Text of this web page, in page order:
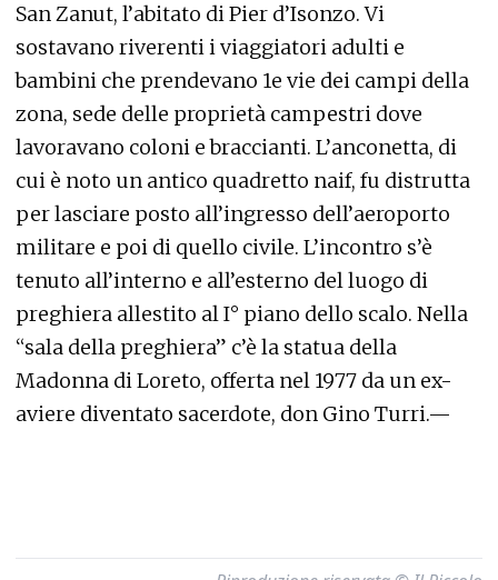
San Zanut, l’abitato di Pier d’Isonzo. Vi
sostavano riverenti i viaggiatori adulti e
bambini che prendevano 1e vie dei campi della
zona, sede delle proprietà campestri dove
lavoravano coloni e braccianti. L’anconetta, di
cui è noto un antico quadretto naif, fu distrutta
per lasciare posto all’ingresso dell’aeroporto
militare e poi di quello civile. L’incontro s’è
tenuto all’interno e all’esterno del luogo di
preghiera allestito al I° piano dello scalo. Nella
“sala della preghiera” c’è la statua della
Madonna di Loreto, offerta nel 1977 da un ex-
aviere diventato sacerdote, don Gino Turri.—